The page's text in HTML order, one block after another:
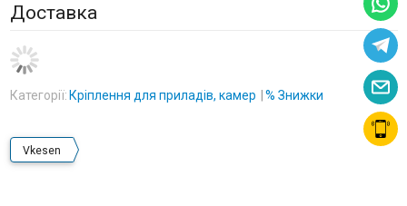
Доставка
Категорії: Кріплення для приладів, камер % Знижки
Vkesen